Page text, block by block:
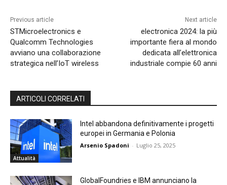
Previous article
STMicroelectronics e
Qualcomm Technologies
avviano una collaborazione
strategica nell’IoT wireless
Next article
electronica 2024: la più
importante fiera al mondo
dedicata all’elettronica
industriale compie 60 anni
ARTICOLI CORRELATI
Attualità
Intel abbandona definitivamente i progetti
europei in Germania e Polonia
Arsenio Spadoni - Luglio 25, 2025
GlobalFoundries e IBM annunciano la